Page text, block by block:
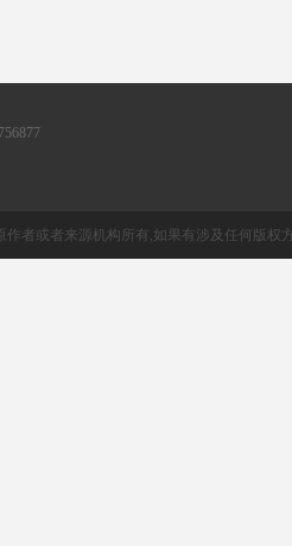
者或者来源机构所有,如果有涉及任何版权